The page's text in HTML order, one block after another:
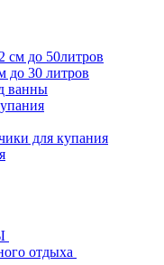
см до 50литров
до 30 литров
ванны
для купания
отдыха